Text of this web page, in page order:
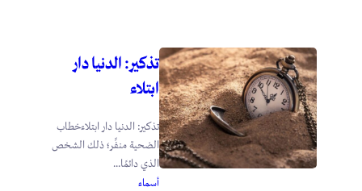
تذكير: الدنيا دار
ابتلاء
تذكير: الدنيا دار ابتلاءخطاب
الضحية منفِّر؛ ذلك الشخص
الذي دائمًا...
أسماء